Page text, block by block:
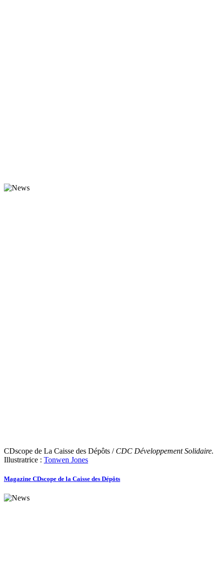
CDscope de La Caisse des Dépôts / CDC Développement Solidaire.
Illustratrice : Tonwen Jones
Magazine CDscope de la Caisse des Dépôts